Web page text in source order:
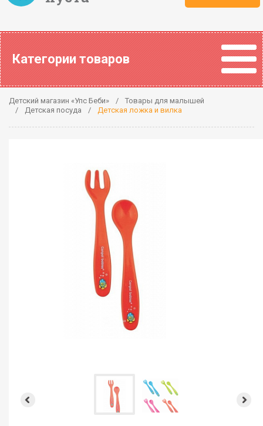
Категории товаров
Детский магазин «Упс Беби»
Товары для малышей
Детская посуда
Детская ложка и вилка